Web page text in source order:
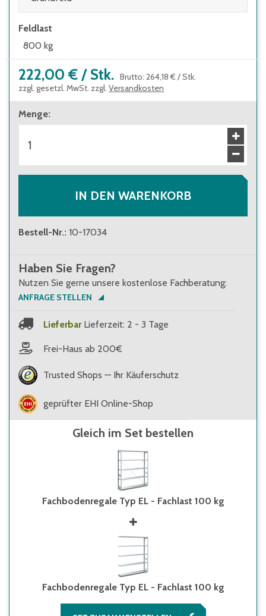
Feldlast
800 kg
222,00 € / Stk. Brutto: 264,18 € /Stk.
zzgl. gesetzl. MwSt. zzgl. Versandkosten
Menge:
IN DEN WARENKORB
Bestell-Nr.: 10-17034
Haben Sie Fragen?
Nutzen Sie gerne unsere kostenlose Fachberatung:
ANFRAGE STELLEN
Lieferbar Lieferzeit: 2 - 3 Tage
Frei-Haus ab 200€
Trusted Shops — Ihr Käuferschutz
geprüfter EHI Online-Shop
Gleich im Set bestellen
Fachbodenregale Typ EL - Fachlast 100 kg
Fachbodenregale Typ EL - Fachlast 100 kg